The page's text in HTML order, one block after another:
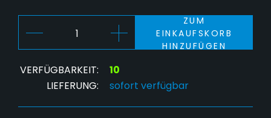
ZUM
EINKAUFSKORB
HINZUFÜGEN
VERFÜGBARKEIT:
10
LIEFERUNG:
sofort verfügbar